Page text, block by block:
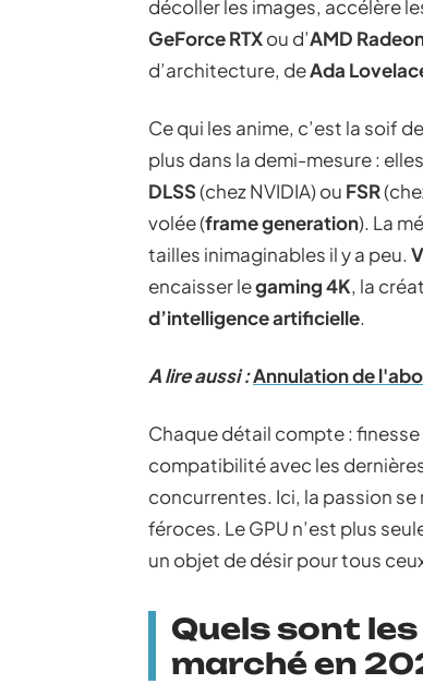
décoller les images, accélère
GeForce RTXou d’AMD
d’architecture, deAda
Ce qui les anime, c’est la soif de
plus dans la demi-mesure :
DLSS(chez NVIDIA) ou FSR
volée (frame generation). La
tailles inimaginables il y a peu.
encaisser legaming 4K, la
d’intelligence artificielle.
A lire aussi :Annulation de
Chaque détail compte :
compatibilité avec les
concurrentes. Ici, la passion
féroces. Le GPU n’est plus
un objet de désir pour tous
Quels sont
marché en